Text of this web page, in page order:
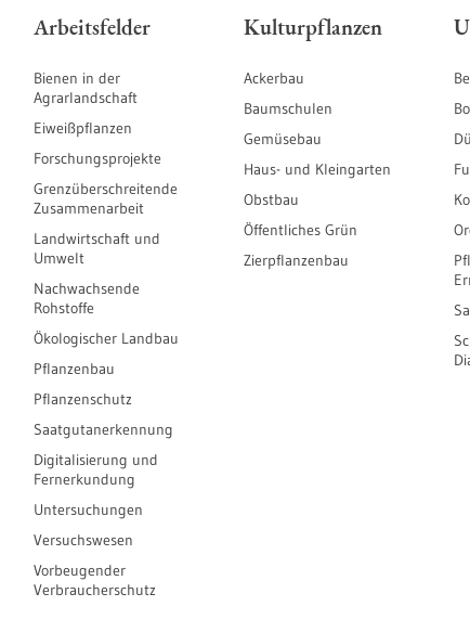
Arbeitsfelder
Bienen in der
Agrarlandschaft
Eiweißpflanzen
Forschungsprojekte
Grenzüberschreitende
Zusammenarbeit
Landwirtschaft und
Umwelt
Nachwachsende
Rohstoffe
Ökologischer Landbau
Pflanzenbau
Pflanzenschutz
Saatgutanerkennung
Digitalisierung und
Fernerkundung
Untersuchungen
Versuchswesen
Vorbeugender
Verbraucherschutz
Kulturpflanzen
Ackerbau
Baumschulen
Gemüsebau
Haus- und Kleingarten
Obstbau
Öffentliches Grün
Zierpflanzenbau